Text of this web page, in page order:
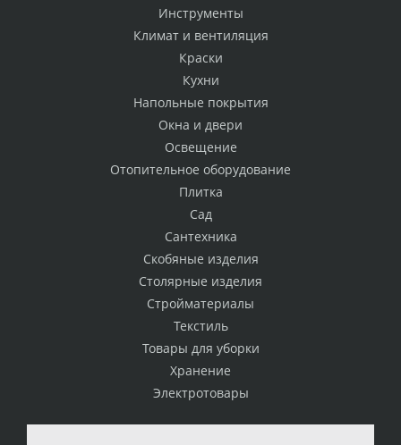
Инструменты
Климат и вентиляция
Краски
Кухни
Напольные покрытия
Окна и двери
Освещение
Отопительное оборудование
Плитка
Сад
Сантехника
Скобяные изделия
Столярные изделия
Стройматериалы
Текстиль
Товары для уборки
Хранение
Электротовары